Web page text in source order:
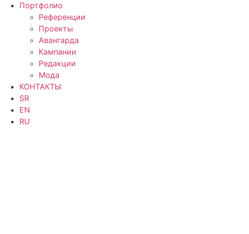
Портфолио
Референции
Проекты
Авангарда
Кампании
Редакции
Мода
КОНТАКТЫ
SR
EN
RU